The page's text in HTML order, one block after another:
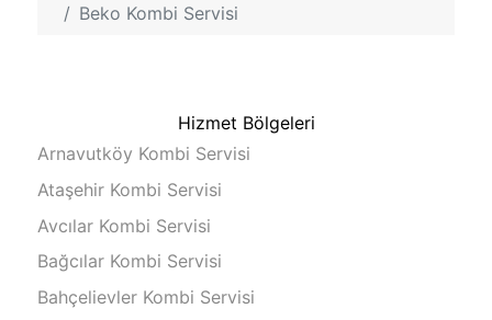
Beko Kombi Servisi
Hizmet Bölgeleri
Arnavutköy Kombi Servisi
Ataşehir Kombi Servisi
Avcılar Kombi Servisi
Bağcılar Kombi Servisi
Bahçelievler Kombi Servisi